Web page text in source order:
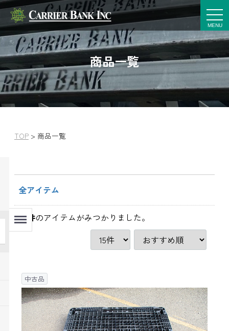
t
o
g
g
l
n
v
g
t
商品一覧
TOP > 商品一覧
Menu
全アイテム
145 件のアイテムがみつかりました。
中古品